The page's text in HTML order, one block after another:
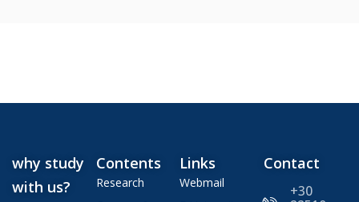
why study
with us?
Contents
Research
Links
Webmail
Contact
+30